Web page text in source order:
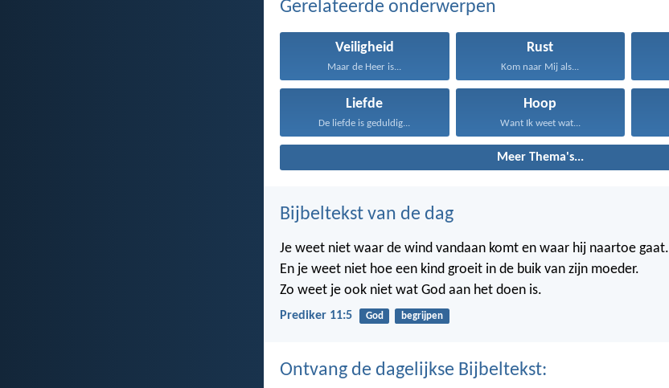
Gerelateerde onderwerpen
Veiligheid
Maar de Heer is...
Rust
Kom naar Mij als...
Liefde
De liefde is geduldig...
Hoop
Want Ik weet wat...
Meer Thema's...
Bijbeltekst van de dag
Je weet niet waar de wind vandaan komt en waar hij naartoe gaat.
En je weet niet hoe een kind groeit in de buik van zijn moeder.
Zo weet je ook niet wat God aan het doen is.
Prediker 11:5 God begrijpen
Ontvang de dagelijkse Bijbeltekst: